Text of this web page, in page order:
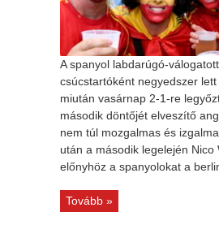
A spanyol labdarúgó-
csúcstartóként negyedszer lett
miután vasárnap 2-1-re
második döntőjét elveszítő
nem túl mozgalmas és
után a második legelején Nico
előnyhöz a spanyolokat a
Tovább »